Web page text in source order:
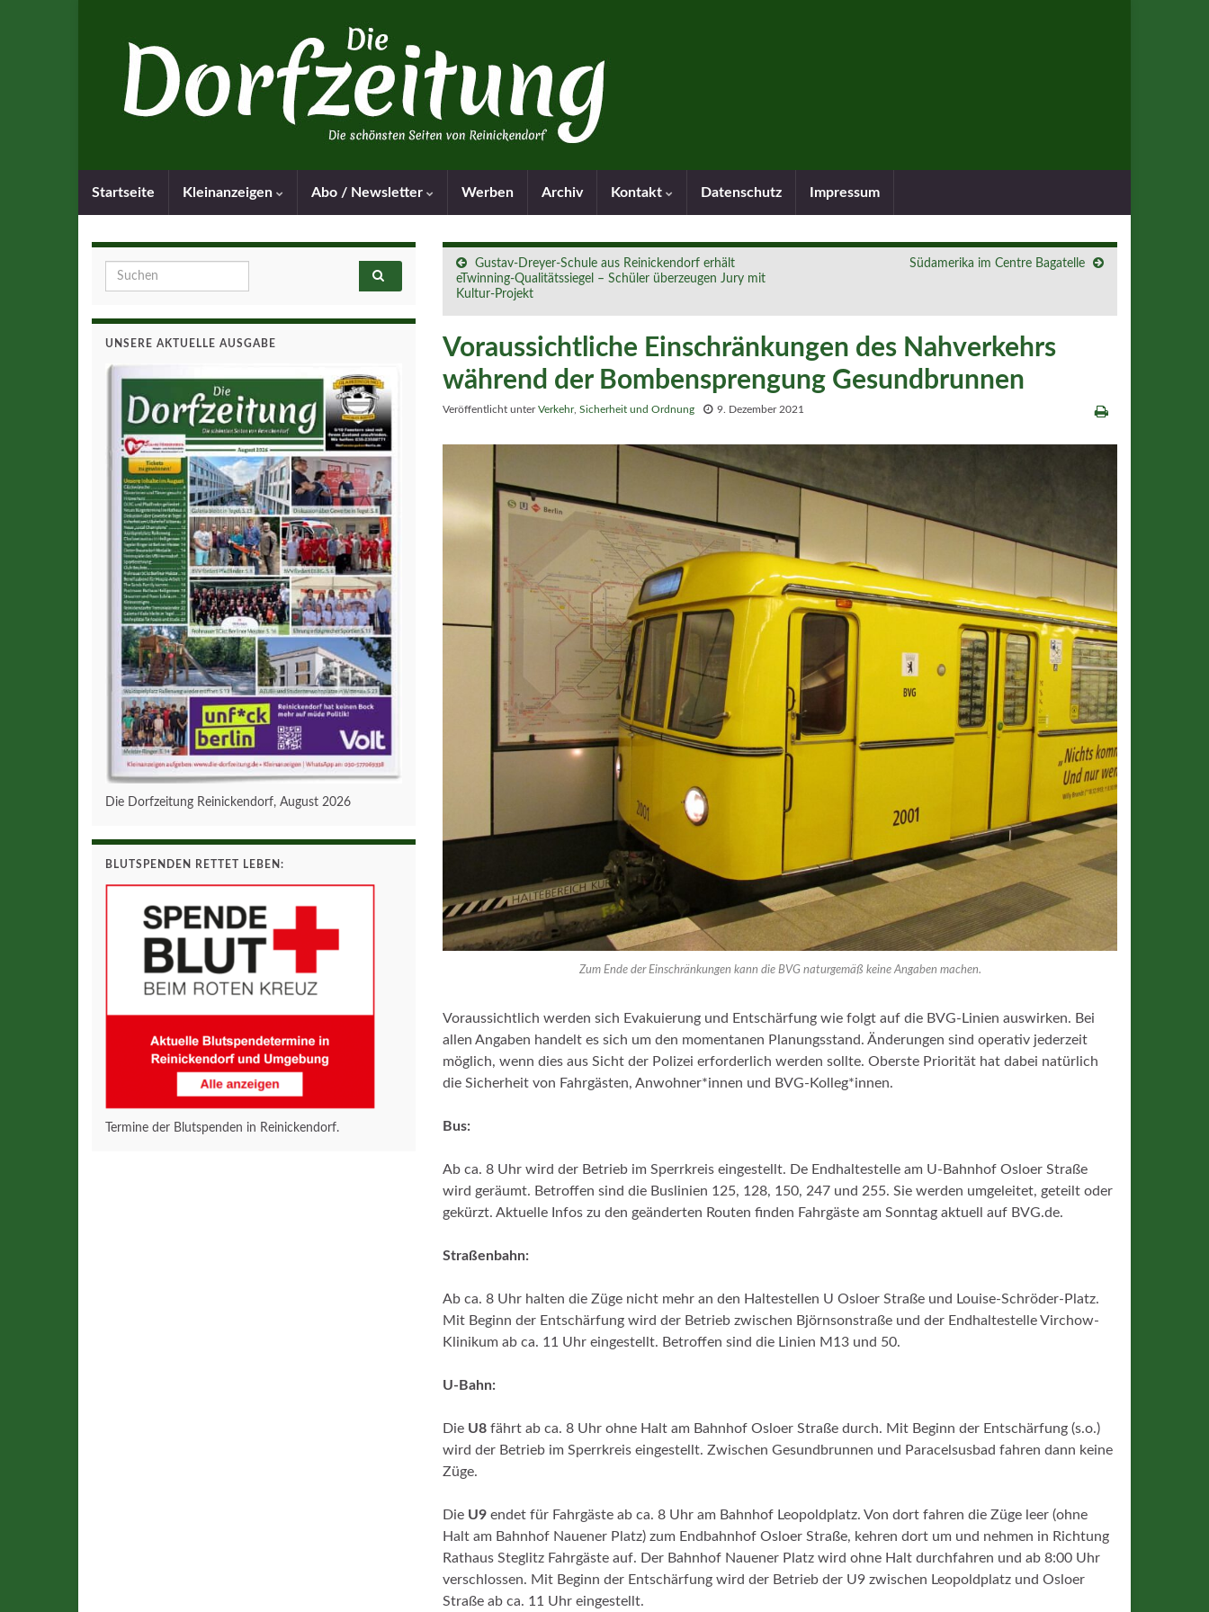
Startseite Kleinanzeigen Abo / Newsletter Werben Archiv Kontakt Datenschutz Impressum
Gustav-Dreyer-Schule aus Reinickendorf erhält
eTwinning-Qualitätssiegel – Schüler überzeugen Jury mit
Kultur-Projekt
Südamerika im Centre Bagatelle
Voraussichtliche Einschränkungen des Nahverkehrs
während der Bombensprengung Gesundbrunnen
Veröffentlicht unterVerkehr, Sicherheit und Ordnung 9. Dezember 2021
Zum Ende der Einschränkungen kann die BVG naturgemäß keine Angaben machen.
Voraussichtlich werden sich Evakuierung und Entschärfung wie folgt auf die BVG-Linien auswirken. Bei
allen Angaben handelt es sich um den momentanen Planungsstand. Änderungen sind operativ jederzeit
möglich, wenn dies aus Sicht der Polizei erforderlich werden sollte. Oberste Priorität hat dabei natürlich
die Sicherheit von Fahrgästen, Anwohner*innen und BVG-Kolleg*innen.
Bus:
Ab ca. 8 Uhr wird der Betrieb im Sperrkreis eingestellt. De Endhaltestelle am U-Bahnhof Osloer Straße
wird geräumt. Betroffen sind die Buslinien 125, 128, 150, 247 und 255. Sie werden umgeleitet, geteilt oder
gekürzt. Aktuelle Infos zu den geänderten Routen finden Fahrgäste am Sonntag aktuell auf BVG.de.
Straßenbahn:
Ab ca. 8 Uhr halten die Züge nicht mehr an den Haltestellen U Osloer Straße und Louise-Schröder-Platz.
Mit Beginn der Entschärfung wird der Betrieb zwischen Björnsonstraße und der Endhaltestelle Virchow-
Klinikum ab ca. 11 Uhr eingestellt. Betroffen sind die Linien M13 und 50.
U-Bahn:
Die U8 fährt ab ca. 8 Uhr ohne Halt am Bahnhof Osloer Straße durch. Mit Beginn der Entschärfung (s.o.)
wird der Betrieb im Sperrkreis eingestellt. Zwischen Gesundbrunnen und Paracelsusbad fahren dann keine
Züge.
Die U9 endet für Fahrgäste ab ca. 8 Uhr am Bahnhof Leopoldplatz. Von dort fahren die Züge leer (ohne
Halt am Bahnhof Nauener Platz) zum Endbahnhof Osloer Straße, kehren dort um und nehmen in Richtung
Rathaus Steglitz Fahrgäste auf. Der Bahnhof Nauener Platz wird ohne Halt durchfahren und ab 8:00 Uhr
verschlossen. Mit Beginn der Entschärfung wird der Betrieb der U9 zwischen Leopoldplatz und Osloer
Straße ab ca. 11 Uhr eingestellt.
Search for:
UNSERE AKTUELLE AUSGABE
Die Dorfzeitung Reinickendorf, August 2026
BLUTSPENDEN RETTET LEBEN:
Termine der Blutspenden in Reinickendorf.